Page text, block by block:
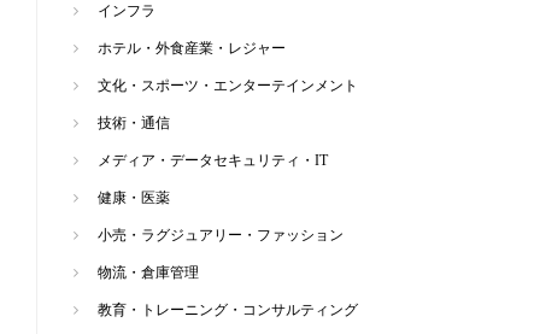
インフラ
ホテル・外食産業・レジャー
文化・スポーツ・エンターテインメント
技術・通信
メディア・データセキュリティ・IT
健康・医薬
小売・ラグジュアリー・ファッション
物流・倉庫管理
教育・トレーニング・コンサルティング